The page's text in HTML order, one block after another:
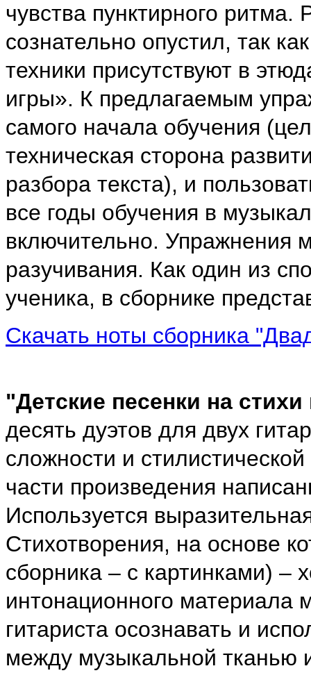
чувства пунктирного
сознательно опустил, так
техники присутствуют в
игры». К предлагаемым
самого начала обучения
техническая сторона
разбора текста), и
все годы обучения в
включительно. Упражнения
разучивания. Как один из
ученика, в сборнике
Скачать ноты сборника
"Детские песенки на
десять дуэтов для двух
сложности и
части произведения
Используется
Стихотворения, на основе
сборника – с картинками)
интонационного материала
гитариста осознавать и
между музыкальной тканью